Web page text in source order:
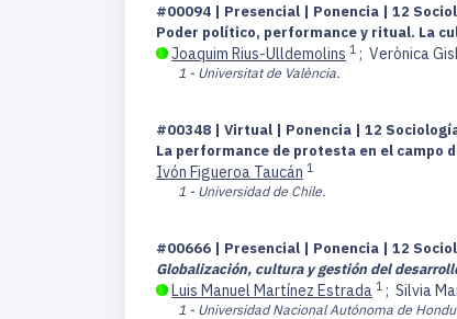
#00094 | Presencial | Ponencia | 12
Poder político, performance y ritual. La
Joaquim Rius-Ulldemolins 1 ; Verònica
1 - Universitat de València.
#00348 | Virtual | Ponencia | 12
La performance de protesta en el campo
Ivón Figueroa Taucán 1
1 - Universidad de Chile.
#00666 | Presencial | Ponencia | 12
Globalización, cultura y gestión del
Luis Manuel Martínez Estrada 1 ; Silvia
1 - Universidad Nacional Autónoma de